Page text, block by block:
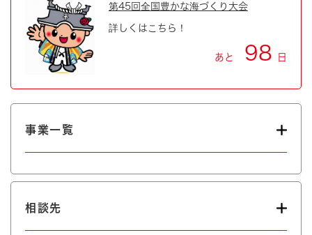
第45回全国豊かな海づくり大会
詳しくはこちら！
あと 98 日
事業一覧
相談先